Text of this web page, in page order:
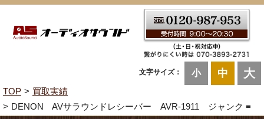
文字サイズ： 小 中 大
TOP
買取実績
DENON AVサラウンドレシーバー AVR-1911 ジャンク ≡